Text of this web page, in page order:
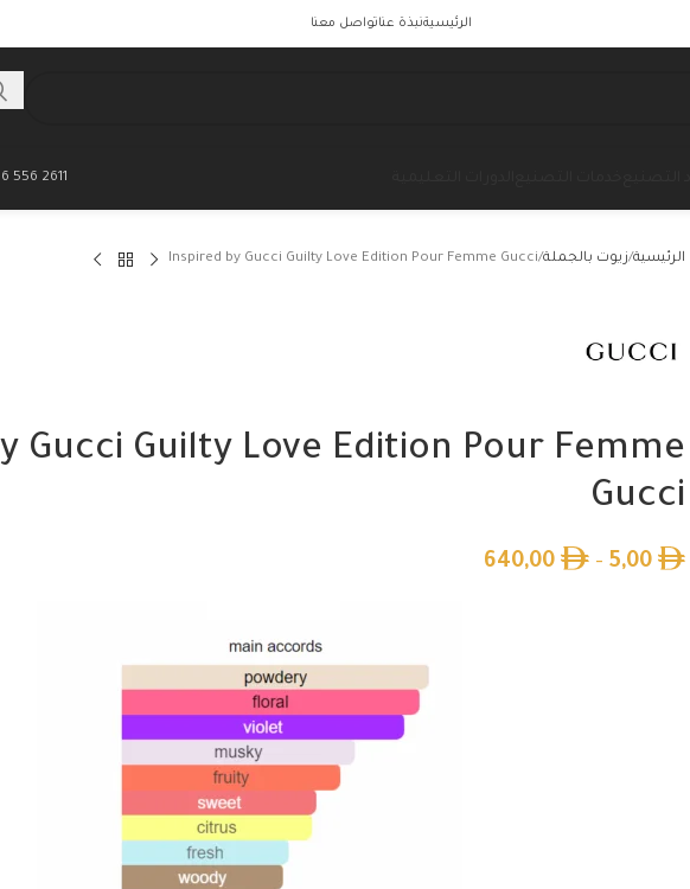
الرئيسيةنبذة عناتواصل معنا
556 2611
الرئيسية زيوت بالجملة Inspired by Gucci Guilty Love Edition Pour Femme Gucci
Gucci Guilty Love Edition Pour Femme
Gucci
5,00
–
640,00